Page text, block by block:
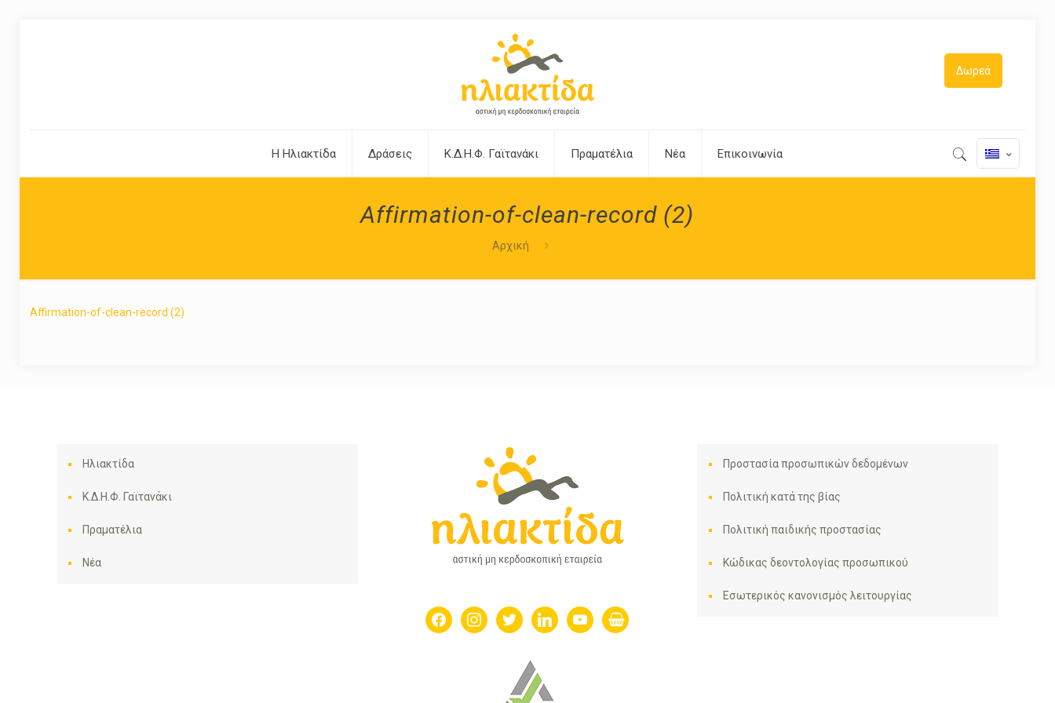
Η Ηλιακτίδα Δράσεις Κ.Δ.Η.Φ. Γαϊτανάκι Πραματέλια Νέα Επικοινωνία
Δωρεά
Affirmation-of-clean-record (2)
Αρχική
Affirmation-of-clean-record (2)
Ηλιακτίδα
Κ.Δ.Η.Φ. Γαϊτανάκι
Πραματέλια
Νέα
facebookinstagram
twitter linkedinyoutubeshopping-
basket
Προστασία προσωπικών δεδομένων
Πολιτική κατά της βίας
Πολιτική παιδικής προστασίας
Κώδικας δεοντολογίας προσωπικού
Εσωτερικός κανονισμός λειτουργίας